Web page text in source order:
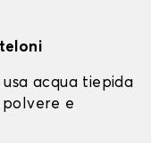
usa acqua tiepida
e